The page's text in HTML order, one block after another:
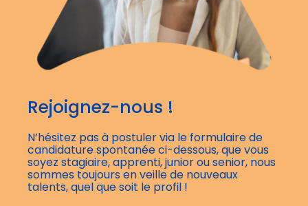
Rejoignez-nous !
N’hésitez pas à postuler via le formulaire de
candidature spontanée ci-dessous, que vous
soyez stagiaire, apprenti, junior ou senior, nous
sommes toujours en veille de nouveaux
talents, quel que soit le profil !